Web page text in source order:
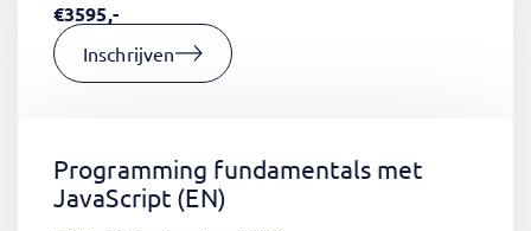
€3595,-
Inschrijven
Programming fundamentals met
JavaScript (EN)